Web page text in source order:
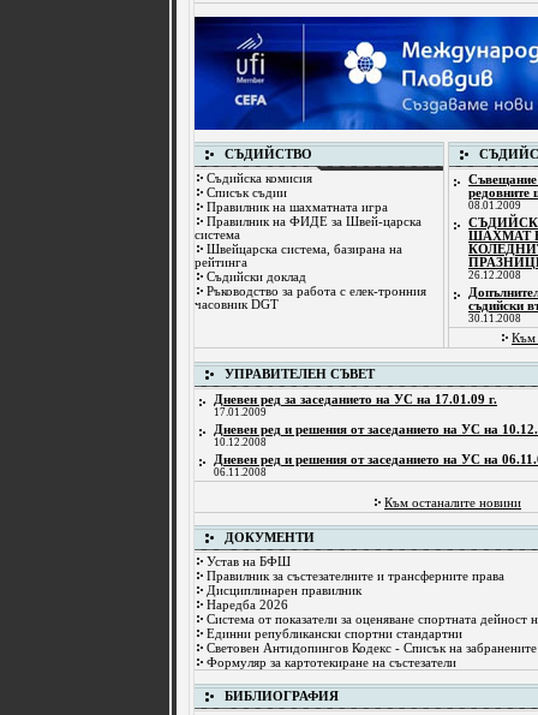
СЪДИЙСТВО
Съдийска комисия
Списък съдии
Правилник на шахматната игра
Правилник на ФИДЕ за Швей-царска
система
Швейцарска система, базирана на
рейтинга
Съдийски доклад
Ръководство за работа с елек-тронния
часовник DGT
редовните
08.01.2009
ШАХМАТ
26.12.2008
съдийски
30.11.2008
Към
УПРАВИТЕЛЕН СЪВЕТ
Дневен ред за заседанието на УС на 17.01.09 г.
17.01.2009
Дневен ред и решения от заседанието на УС на
10.12.2008
Дневен ред и решения от заседанието на УС на
06.11.2008
Към останалите новини
ДОКУМЕНТИ
Устав на БФШ
Правилник за състезателните и трансферните права
Дисциплинарен правилник
Наредба 2026
Система от показатели за оценяване спортната дейност
Единни републикански спортни стандартни
Световен Антидопингов Кодекс - Списък на забранените
Формуляр за картотекиране на състезатели
БИБЛИОГРАФИЯ